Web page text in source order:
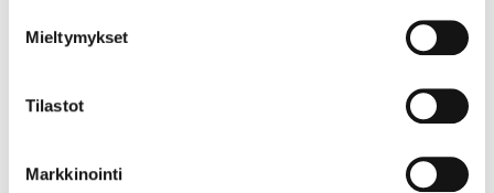
Mieltymykset
Tilastot
Markkinointi
mahdollisimman vähähiiliseksi, ja esimerkiksi
(kgCO2e/n-m2) ovat 31 % pienemmät verrattuna